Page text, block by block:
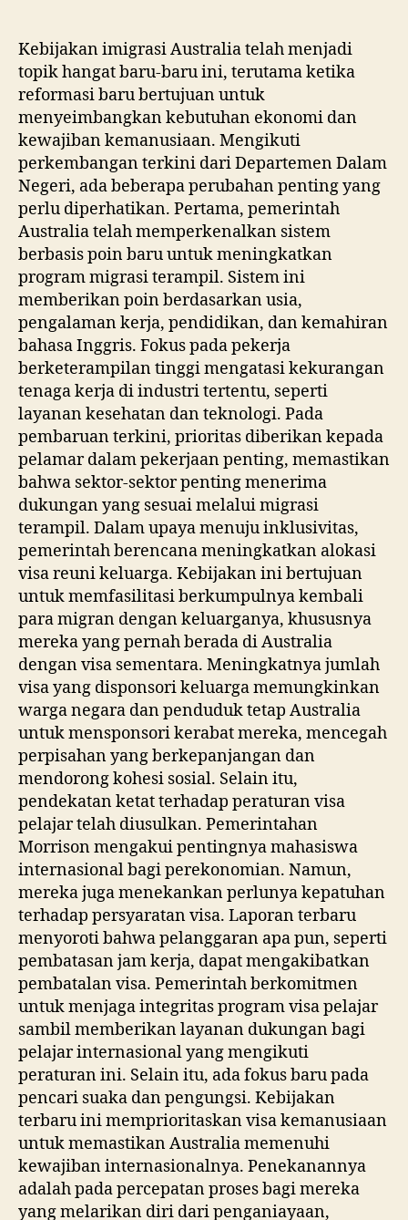
Kebijakan imigrasi Australia telah menjadi
topik hangat baru-baru ini, terutama ketika
reformasi baru bertujuan untuk
menyeimbangkan kebutuhan ekonomi dan
kewajiban kemanusiaan. Mengikuti
perkembangan terkini dari Departemen Dalam
Negeri, ada beberapa perubahan penting yang
perlu diperhatikan. Pertama, pemerintah
Australia telah memperkenalkan sistem
berbasis poin baru untuk meningkatkan
program migrasi terampil. Sistem ini
memberikan poin berdasarkan usia,
pengalaman kerja, pendidikan, dan kemahiran
bahasa Inggris. Fokus pada pekerja
berketerampilan tinggi mengatasi kekurangan
tenaga kerja di industri tertentu, seperti
layanan kesehatan dan teknologi. Pada
pembaruan terkini, prioritas diberikan kepada
pelamar dalam pekerjaan penting, memastikan
bahwa sektor-sektor penting menerima
dukungan yang sesuai melalui migrasi
terampil. Dalam upaya menuju inklusivitas,
pemerintah berencana meningkatkan alokasi
visa reuni keluarga. Kebijakan ini bertujuan
untuk memfasilitasi berkumpulnya kembali
para migran dengan keluarganya, khususnya
mereka yang pernah berada di Australia
dengan visa sementara. Meningkatnya jumlah
visa yang disponsori keluarga memungkinkan
warga negara dan penduduk tetap Australia
untuk mensponsori kerabat mereka, mencegah
perpisahan yang berkepanjangan dan
mendorong kohesi sosial. Selain itu,
pendekatan ketat terhadap peraturan visa
pelajar telah diusulkan. Pemerintahan
Morrison mengakui pentingnya mahasiswa
internasional bagi perekonomian. Namun,
mereka juga menekankan perlunya kepatuhan
terhadap persyaratan visa. Laporan terbaru
menyoroti bahwa pelanggaran apa pun, seperti
pembatasan jam kerja, dapat mengakibatkan
pembatalan visa. Pemerintah berkomitmen
untuk menjaga integritas program visa pelajar
sambil memberikan layanan dukungan bagi
pelajar internasional yang mengikuti
peraturan ini. Selain itu, ada fokus baru pada
pencari suaka dan pengungsi. Kebijakan
terbaru ini memprioritaskan visa kemanusiaan
untuk memastikan Australia memenuhi
kewajiban internasionalnya. Penekanannya
adalah pada percepatan proses bagi mereka
yang melarikan diri dari penganiayaan,